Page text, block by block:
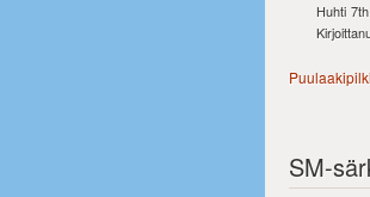
Huhti
SM-